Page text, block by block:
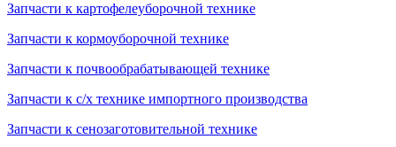
Запчасти к картофелеуборочной технике
Запчасти к кормоуборочной технике
Запчасти к почвообрабатывающей технике
Запчасти к с/х технике импортного производства
Запчасти к сенозаготовительной технике